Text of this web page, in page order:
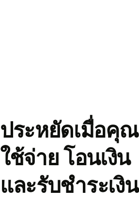
ประหยัดเมื่อคุณ
ใช้จ่าย โอนเงิน
และรับชำระเงิน